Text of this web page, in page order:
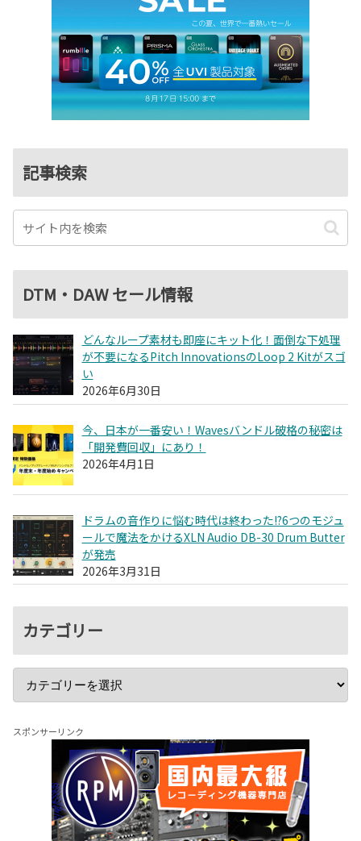
記事検索
DTM・DAW セール情報
どんなループ素材も即座にキット化！面倒な下処理
が不要になるPitch InnovationsのLoop 2 Kitがスゴ
い
2026年6月30日
今、日本が一番安い！Wavesバンドル破格の秘密は
「開発費回収」にあり！
2026年4月1日
ドラムの音作りに悩む時代は終わった!?6つのモジュ
ールで魔法をかけるXLN Audio DB-30 Drum Butter
が発売
2026年3月31日
カテゴリー
スポンサーリンク